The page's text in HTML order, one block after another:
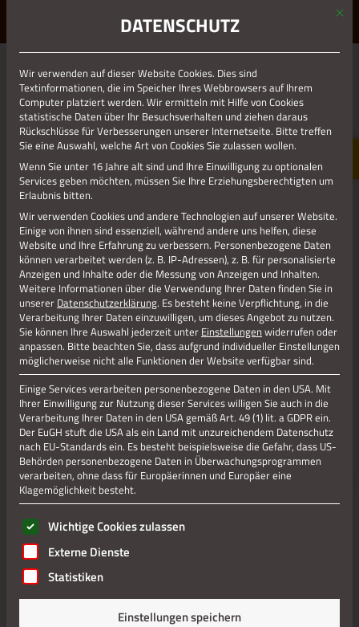
ERLEBE STOLBERG.ERLEBE DICH.
Zurück zur Übersicht
03.07.2024 bis 04.07.2024
GRENZLANDTHEATER AACHEN – „ICH
WILL KEINE SCHOKOLADE“
Die Trude-Herr-Revue von Stephan Ohm
Juni 1987: Trude Herr
gibt ein Abschiedskonzert, bevor sie auf die Fidschi-Inseln
auswandern will. In einem Tonstudio trifft sie Jürgen, um das
Konzert zu besprechen und einige Lieder einzuüben. Eine
extra bestellte Maskenbildnerin schminkt sie für den Auftritt.
Dabei kommt Trude ins Plaudern: Sie erzählt von ihren
Anfängen, dem Karneval, dem Kölner Klüngel und von ihren
Weggefährten, Reisen, Liedern, von Film- und Fernseh-
sowie von Theaterproduktionen. Spontan verwandelt sie den
Proberaum in eine Bühne, verkleidet sich, singt alte Hits und
gibt Anekdoten zum besten: Trude, wie sie war – frech, mal
laut und mal leise, kokett und auch mal derb, witzig und
tiefgründig.
Mit
DATENSCHUTZ
Wir verwenden auf dieser Website Cookies. Dies sind
Textinformationen, die im Speicher Ihres Webbrowsers auf Ihrem
Computer platziert werden. Wir ermitteln mit Hilfe von Cookies
statistische Daten über Ihr Besuchsverhalten und ziehen daraus
Rückschlüsse für Verbesserungen unserer Internetseite. Bitte treffen
Sie eine Auswahl, welche Art von Cookies Sie zulassen wollen.
Wenn Sie unter 16 Jahre alt sind und Ihre Einwilligung zu optionalen
Services geben möchten, müssen Sie Ihre Erziehungsberechtigten um
Erlaubnis bitten.
Wir verwenden Cookies und andere Technologien auf unserer Website.
Einige von ihnen sind essenziell, während andere uns helfen, diese
Website und Ihre Erfahrung zu verbessern. Personenbezogene Daten
können verarbeitet werden (z. B. IP-Adressen), z. B. für personalisierte
Anzeigen und Inhalte oder die Messung von Anzeigen und Inhalten.
Weitere Informationen über die Verwendung Ihrer Daten finden Sie in
unserer Datenschutzerklärung. Es besteht keine Verpflichtung, in die
Verarbeitung Ihrer Daten einzuwilligen, um dieses Angebot zu nutzen.
Sie können Ihre Auswahl jederzeit unter Einstellungen widerrufen oder
anpassen. Bitte beachten Sie, dass aufgrund individueller Einstellungen
möglicherweise nicht alle Funktionen der Website verfügbar sind.
Einige Services verarbeiten personenbezogene Daten in den USA. Mit
Ihrer Einwilligung zur Nutzung dieser Services willigen Sie auch in die
Verarbeitung Ihrer Daten in den USA gemäß Art. 49 (1) lit. a GDPR ein.
Der EuGH stuft die USA als ein Land mit unzureichendem Datenschutz
nach EU-Standards ein. Es besteht beispielsweise die Gefahr, dass US-
Behörden personenbezogene Daten in Überwachungsprogrammen
verarbeiten, ohne dass für Europäerinnen und Europäer eine
Klagemöglichkeit besteht.
Es folgt eine Liste der Service-Gruppen, für die eine
Wichtige Cookies zulassen
Externe Dienste
Statistiken
Einstellungen speichern